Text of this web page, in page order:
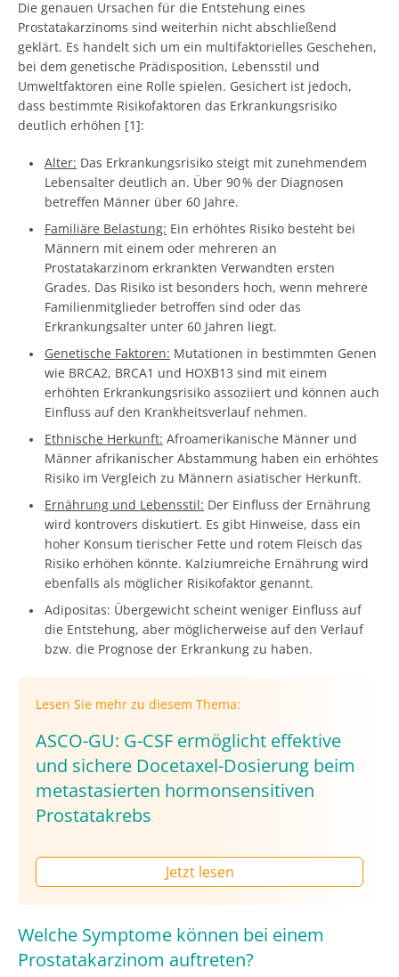
Die genauen Ursachen für die Entstehung eines
Prostatakarzinoms sind weiterhin nicht abschließend
geklärt. Es handelt sich um ein multifaktorielles Geschehen,
bei dem genetische Prädisposition, Lebensstil und
Umweltfaktoren eine Rolle spielen. Gesichert ist jedoch,
dass bestimmte Risikofaktoren das Erkrankungsrisiko
deutlich erhöhen [1]:
Alter: Das Erkrankungsrisiko steigt mit zunehmendem
Lebensalter deutlich an. Über 90 % der Diagnosen
betreffen Männer über 60 Jahre.
Familiäre Belastung: Ein erhöhtes Risiko besteht bei
Männern mit einem oder mehreren an
Prostatakarzinom erkrankten Verwandten ersten
Grades. Das Risiko ist besonders hoch, wenn mehrere
Familienmitglieder betroffen sind oder das
Erkrankungsalter unter 60 Jahren liegt.
Genetische Faktoren: Mutationen in bestimmten Genen
wie BRCA2, BRCA1 und HOXB13 sind mit einem
erhöhten Erkrankungsrisiko assoziiert und können auch
Einfluss auf den Krankheitsverlauf nehmen.
Ethnische Herkunft: Afroamerikanische Männer und
Männer afrikanischer Abstammung haben ein erhöhtes
Risiko im Vergleich zu Männern asiatischer Herkunft.
Ernährung und Lebensstil: Der Einfluss der Ernährung
wird kontrovers diskutiert. Es gibt Hinweise, dass ein
hoher Konsum tierischer Fette und rotem Fleisch das
Risiko erhöhen könnte. Kalziumreiche Ernährung wird
ebenfalls als möglicher Risikofaktor genannt.
Adipositas: Übergewicht scheint weniger Einfluss auf
die Entstehung, aber möglicherweise auf den Verlauf
bzw. die Prognose der Erkrankung zu haben.
Lesen Sie mehr zu diesem Thema:
ASCO-GU: G-CSF ermöglicht effektive
und sichere Docetaxel-Dosierung beim
metastasierten hormonsensitiven
Prostatakrebs
Jetzt lesen
Welche Symptome können bei einem
Prostatakarzinom auftreten?